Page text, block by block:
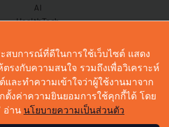
AI
HealthTech
Corp Innov
Saucy Thoughts
Based On
Sustainable
Videos
Podcast
ะสบการณ์ที่ดีในการใช้เว็บไซต์ แสดง
รงกับความสนใจ รวมถึงเพื่อวิเคราะห์
และทำความเข้าใจว่าผู้ใช้งานมาจาก
ตั้งค่าความยินยอมการใช้คุกกี้ได้ โดย
อ่าน นโยบายความเป็นส่วนตัว